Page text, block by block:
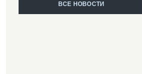
ВСЕ НОВОСТИ